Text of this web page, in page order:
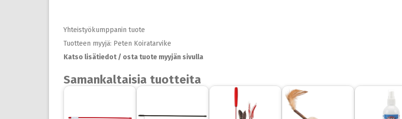
Yhteistyökumppanin tuote
Tuotteen myyjä: Peten Koiratarvike
Katso lisätiedot / osta tuote myyjän sivulla
Samankaltaisia tuotteita